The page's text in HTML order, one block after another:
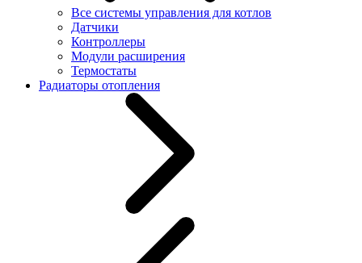
Все системы управления для котлов
Датчики
Контроллеры
Модули расширения
Термостаты
Радиаторы отопления